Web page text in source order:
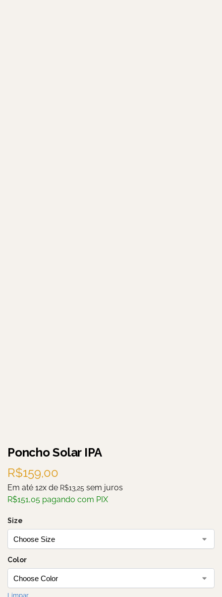
Poncho Solar IPA
R$159,00
Em até 12x de R$13,25 sem juros
R$151,05 pagando com PIX
Size
Color
Limpar